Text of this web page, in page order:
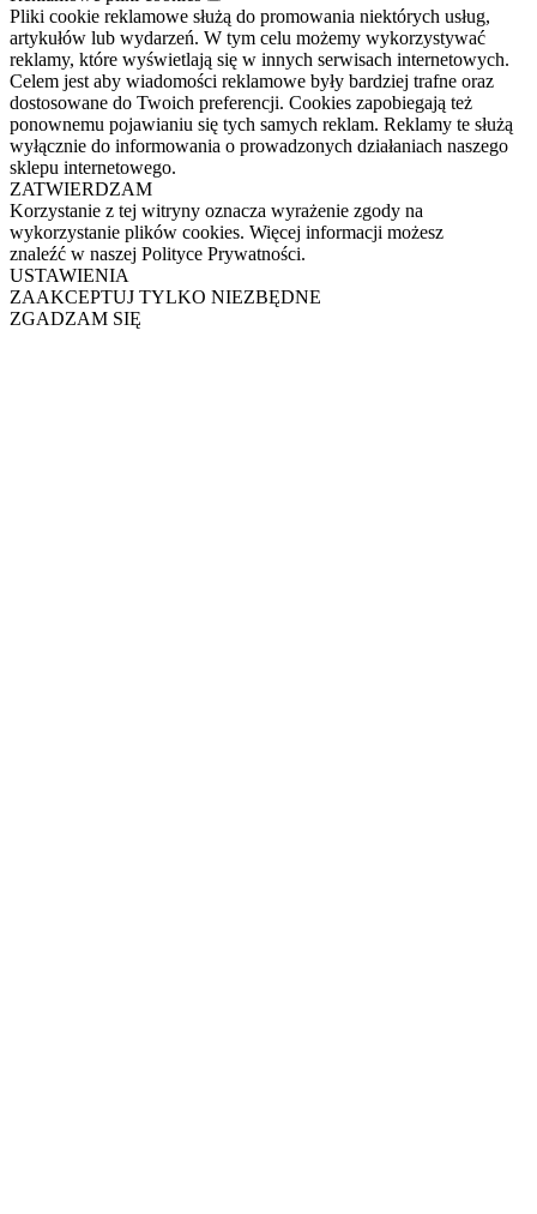
Pliki cookie reklamowe służą do promowania niektórych usług,
artykułów lub wydarzeń. W tym celu możemy wykorzystywać
reklamy, które wyświetlają się w innych serwisach internetowych.
Celem jest aby wiadomości reklamowe były bardziej trafne oraz
dostosowane do Twoich preferencji. Cookies zapobiegają też
ponownemu pojawianiu się tych samych reklam. Reklamy te służą
wyłącznie do informowania o prowadzonych działaniach naszego
sklepu internetowego.
ZATWIERDZAM
Korzystanie z tej witryny oznacza wyrażenie zgody na
wykorzystanie plików cookies. Więcej informacji możesz
znaleźć w naszej Polityce Prywatności.
USTAWIENIA
ZAAKCEPTUJ TYLKO NIEZBĘDNE
ZGADZAM SIĘ